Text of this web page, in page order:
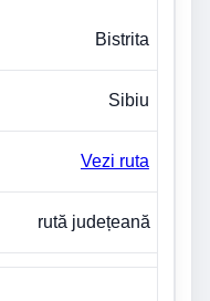
Bistrita
Sibiu
Vezi ruta
rută județeană